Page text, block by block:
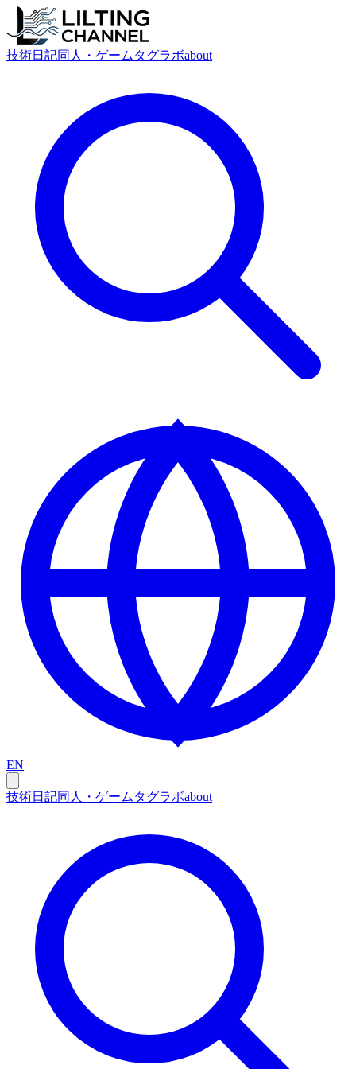
技術日記同人・ゲーム タグラボabout
EN
技術日記同人・ゲーム タグラボabout